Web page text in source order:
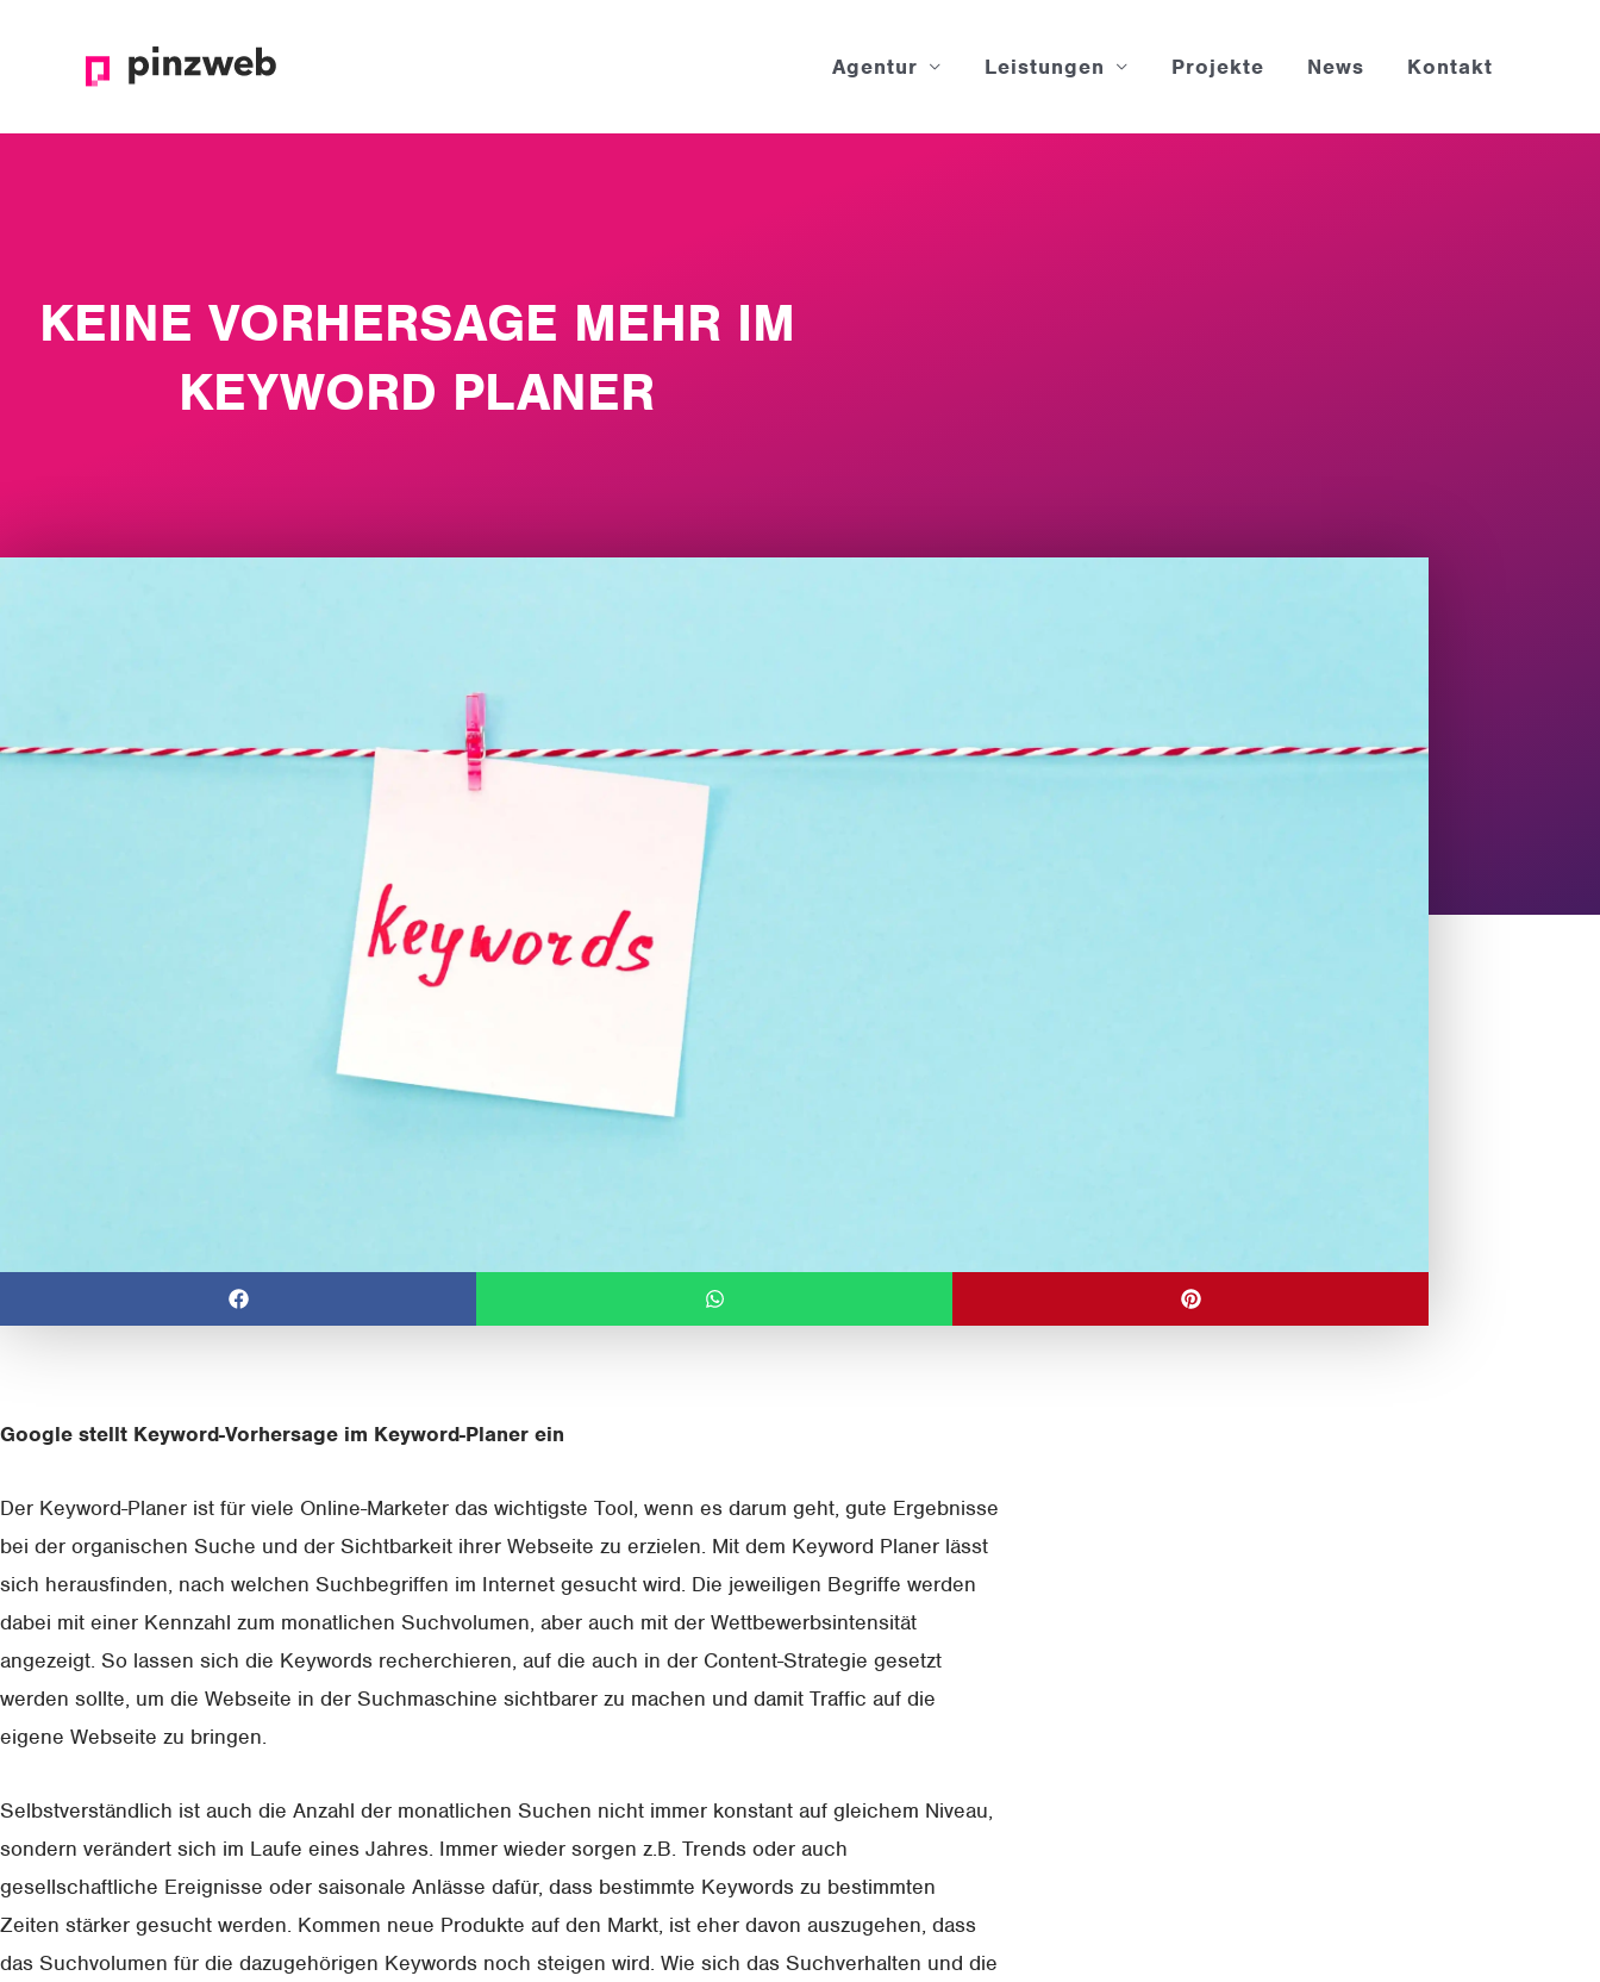
Agentur Leistungen Projekte News Kontakt
KEINE VORHERSAGE MEHR IM
KEYWORD PLANER
Google stellt Keyword-Vorhersage im Keyword-Planer ein
Der Keyword-Planer ist für viele Online-Marketer das wichtigste Tool, wenn es darum geht, gute Ergebnisse
bei der organischen Suche und der Sichtbarkeit ihrer Webseite zu erzielen. Mit dem Keyword Planer lässt
sich herausfinden, nach welchen Suchbegriffen im Internet gesucht wird. Die jeweiligen Begriffe werden
dabei mit einer Kennzahl zum monatlichen Suchvolumen, aber auch mit der Wettbewerbsintensität
angezeigt. So lassen sich die Keywords recherchieren, auf die auch in der Content-Strategie gesetzt
werden sollte, um die Webseite in der Suchmaschine sichtbarer zu machen und damit Traffic auf die
eigene Webseite zu bringen.
Selbstverständlich ist auch die Anzahl der monatlichen Suchen nicht immer konstant auf gleichem Niveau,
sondern verändert sich im Laufe eines Jahres. Immer wieder sorgen z.B. Trends oder auch
gesellschaftliche Ereignisse oder saisonale Anlässe dafür, dass bestimmte Keywords zu bestimmten
Zeiten stärker gesucht werden. Kommen neue Produkte auf den Markt, ist eher davon auszugehen, dass
das Suchvolumen für die dazugehörigen Keywords noch steigen wird. Wie sich das Suchverhalten und die